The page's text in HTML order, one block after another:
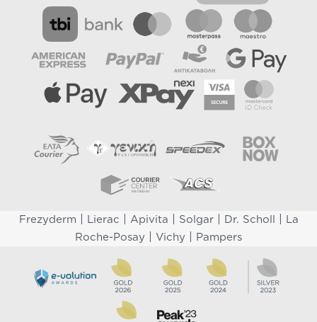
Frezyderm Lierac Apivita Solgar| Dr. Scholl
La
Roche-Posay
Vichy Pampers